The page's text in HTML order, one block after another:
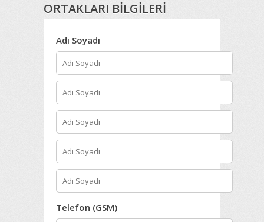
ORTAKLARI BİLGİLERİ
Adı Soyadı
Telefon (GSM)